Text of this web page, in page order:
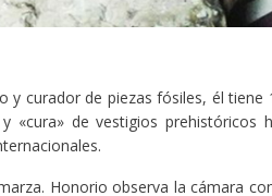
y curador de piezas fósiles, él tiene
«cura» de vestigios prehistóricos
Honorio observa la cámara